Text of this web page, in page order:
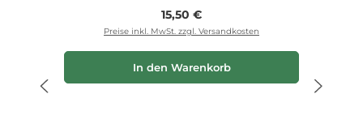
Regulärer Preis:
15,50 €
Preise inkl. MwSt. zzgl. Versandkosten
In den Warenkorb